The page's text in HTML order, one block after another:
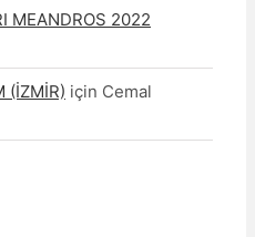
MEANDROS 2022
(İZMİR) için Cemal